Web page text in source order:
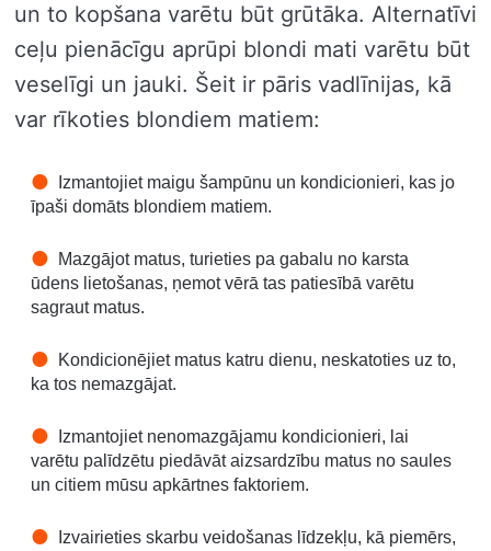
un to kopšana varētu būt grūtāka. Alternatīvi
ceļu pienācīgu aprūpi blondi mati varētu būt
veselīgi un jauki. Šeit ir pāris vadlīnijas, kā
var rīkoties blondiem matiem:
Izmantojiet maigu šampūnu un kondicionieri, kas jo
īpaši domāts blondiem matiem.
Mazgājot matus, turieties pa gabalu no karsta
ūdens lietošanas, ņemot vērā tas patiesībā varētu
sagraut matus.
Kondicionējiet matus katru dienu, neskatoties uz to,
ka tos nemazgājat.
Izmantojiet nenomazgājamu kondicionieri, lai
varētu palīdzētu piedāvāt aizsardzību matus no saules
un citiem mūsu apkārtnes faktoriem.
Izvairieties skarbu veidošanas līdzekļu, kā piemērs,